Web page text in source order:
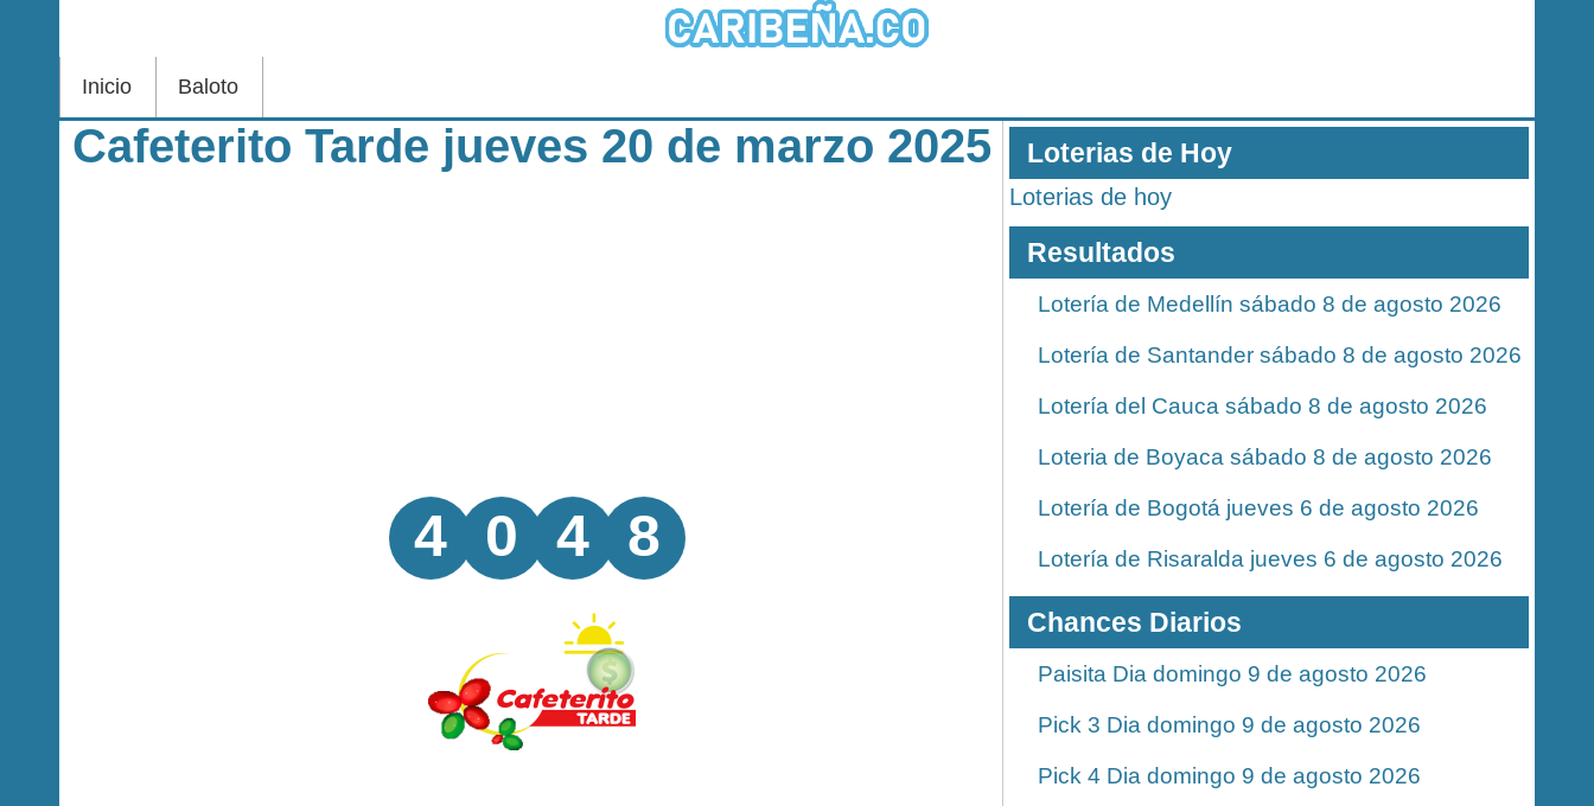
Inicio Baloto
Cafeterito Tarde jueves 20 de marzo 2025
4 0 4 8
Loterias de Hoy
Loterias de hoy
Resultados
Lotería de Medellín sábado 8 de agosto 2026
Lotería de Santander sábado 8 de agosto 2026
Lotería del Cauca sábado 8 de agosto 2026
Loteria de Boyaca sábado 8 de agosto 2026
Lotería de Bogotá jueves 6 de agosto 2026
Lotería de Risaralda jueves 6 de agosto 2026
Chances Diarios
Paisita Dia domingo 9 de agosto 2026
Pick 3 Dia domingo 9 de agosto 2026
Pick 4 Dia domingo 9 de agosto 2026